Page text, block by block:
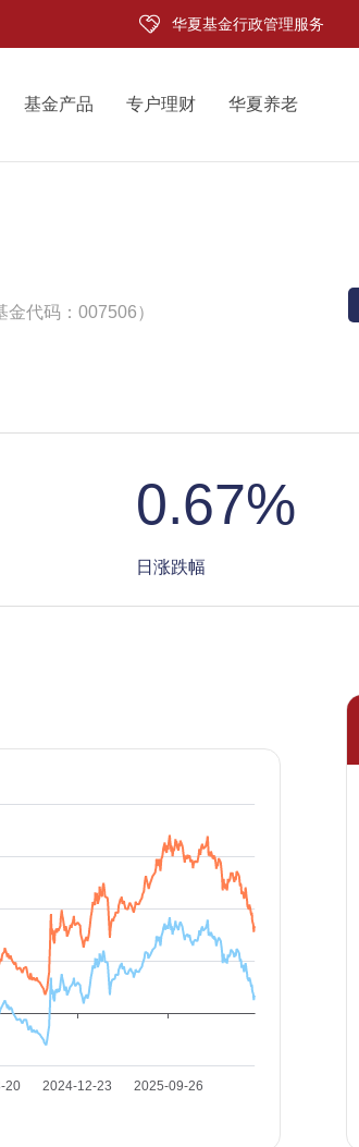
华夏基金行政管理服务
基金产品 专户理财 华夏养老
金代码：007506）
0.67%
日涨跌幅